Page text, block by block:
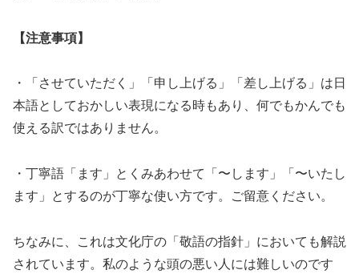
【注意事項】
・「させていただく」「申し上げる」「差し上げる」は日
本語としておかしい表現になる時もあり、何でもかんでも
使える訳ではありません。
・丁寧語「ます」とくみあわせて「〜します」「〜いたし
ます」とするのが丁寧な使い方です。ご留意ください。
ちなみに、これは文化庁の「敬語の指針」においても解説
されています。私のような頭の悪い人には難しいのです